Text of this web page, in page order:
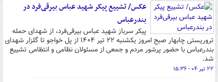
عکس/ تشییع پیکر شهید عباس بیرقی‌فرد در
بندرعباس
پیکر سرباز شهید عباس بیرقی‌فرد، از شهدای حمله
تروریستی چابهار صبح امروز یکشنبه ۲۲ تیر ۱۴۰۴ از پل خواجو تا گلزار شهدای
بندرعباس با حضور پرشور مردم و جمعی از مسئولان نظامی و انتظامی تشییع
شد.
۲۲ تیر ۰۴ - ۱۵:۳۶